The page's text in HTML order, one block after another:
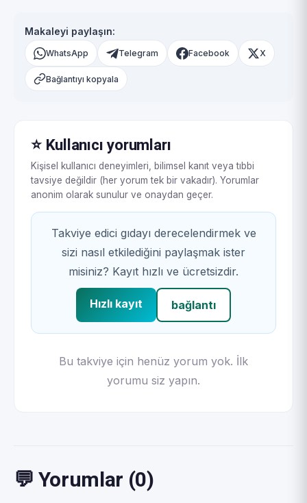
Makaleyi paylaşın:
WhatsApp Telegram Facebook X
Bağlantıyı kopyala
⭐ Kullanıcı yorumları
Kişisel kullanıcı deneyimleri, bilimsel kanıt veya tıbbi
tavsiye değildir (her yorum tek bir vakadır). Yorumlar
anonim olarak sunulur ve onaydan geçer.
Takviye edici gıdayı derecelendirmek ve
sizi nasıl etkilediğini paylaşmak ister
misiniz? Kayıt hızlı ve ücretsizdir.
Hızlı kayıt bağlantı
Bu takviye için henüz yorum yok. İlk
yorumu siz yapın.
💬 Yorumlar (0)